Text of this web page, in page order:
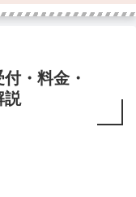
・料金・
説